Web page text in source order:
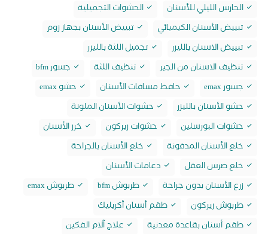
الحارس الليلي للأسنان
الحشوات التجميلية
تبييض الأسنان الكيميائي
تبييض الأسنان بجهاز زوم
تبييض الاسنان بالليزر
تجميل اللثة بالليزر
تنظيف الاسنان من الجير
تنظيف اللثة
جسور bfm
جسور emax
حافظ مسافات الأسنان
حشو emax
حشو الأسنان بالليزر
حشوات الأسنان الملونة
حشوات البورسلين
حشوات زيركون
خرز الأسنان
خلع الأسنان المدفونة
خلع الأسنان بالجراحة
خلع ضرس العقل
دعامات الأسنان
زرع الأسنان بدون جراحة
طربوش bfm
طربوش emax
طربوش زيركون
طقم أسنان أكريليك
طقم أسنان بقاعدة معدنية
علاج آلام الفكين